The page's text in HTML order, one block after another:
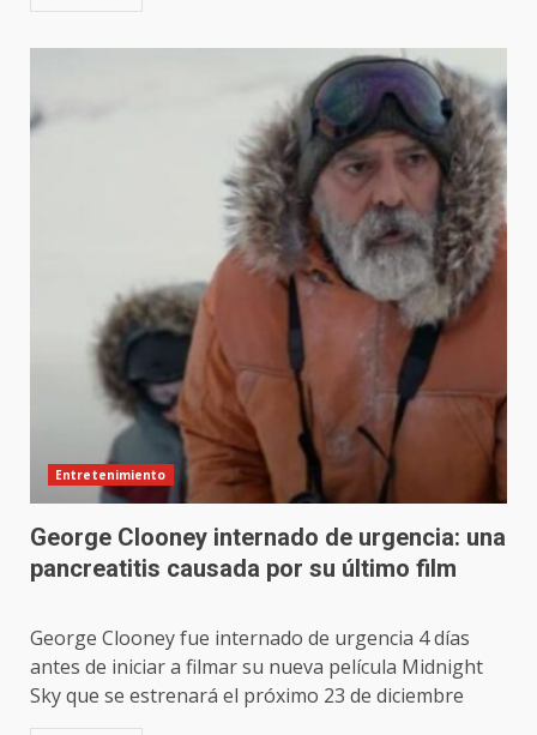
Entretenimiento
George Clooney internado de urgencia: una
pancreatitis causada por su último film
George Clooney fue internado de urgencia 4 días
antes de iniciar a filmar su nueva película Midnight
Sky que se estrenará el próximo 23 de diciembre